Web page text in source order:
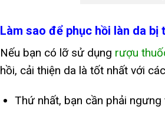
Làm sao để phục hồi làn da
Nếu bạn có lỡ sử dụng rượu
hồi, cải thiện da là tốt nhất với
Thứ nhất, bạn cần phải